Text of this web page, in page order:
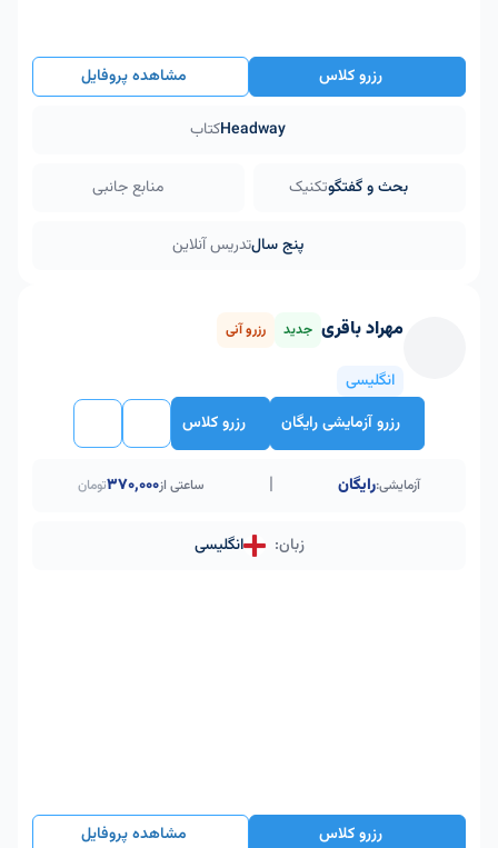
رزرو کلاس مشاهده پروفایل
Headwayکتاب
بحث و گفتگوتکنیک منابع جانبی
پنج سالتدریس آنلاین
مهراد باقری جدید رزرو آنی
انگلیسی
رزرو آزمایشی رایگان
رزرو کلاس
آزمایشی:رایگان | ساعتی از۳۷۰٬۰۰۰تومان
زبان: انگلیسی
رزرو کلاس مشاهده پروفایل